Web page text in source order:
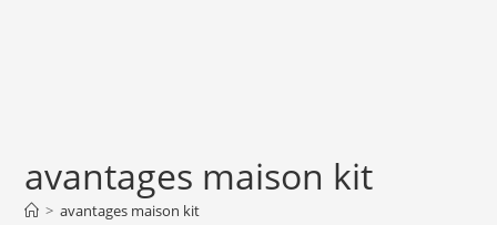
avantages maison kit
> avantages maison kit